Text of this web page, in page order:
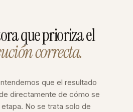
que prioriza el
correcta.
que el resultado
directamente de cómo se
No se trata solo de